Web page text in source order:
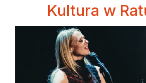
Kultura w